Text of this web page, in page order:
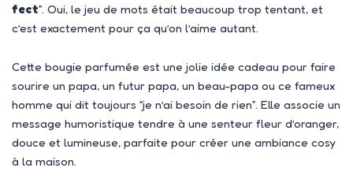
fect”. Oui, le jeu de mots était beaucoup trop tentant, et
c’est exactement pour ça qu’on l’aime autant.
Cette bougie parfumée est une jolie idée cadeau pour faire
sourire un papa, un futur papa, un beau-papa ou ce fameux
homme qui dit toujours “je n’ai besoin de rien”. Elle associe un
message humoristique tendre à une senteur fleur d’oranger,
douce et lumineuse, parfaite pour créer une ambiance cosy
à la maison.